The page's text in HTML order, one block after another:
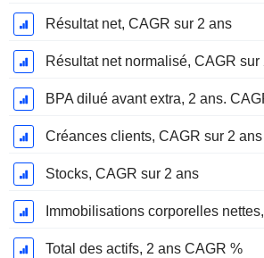
Résultat net, CAGR sur 2 ans
Résultat net normalisé, CAGR sur
BPA dilué avant extra, 2 ans.
Créances clients, CAGR sur 2 ans
Stocks, CAGR sur 2 ans
Total des actifs, 2 ans CAGR %